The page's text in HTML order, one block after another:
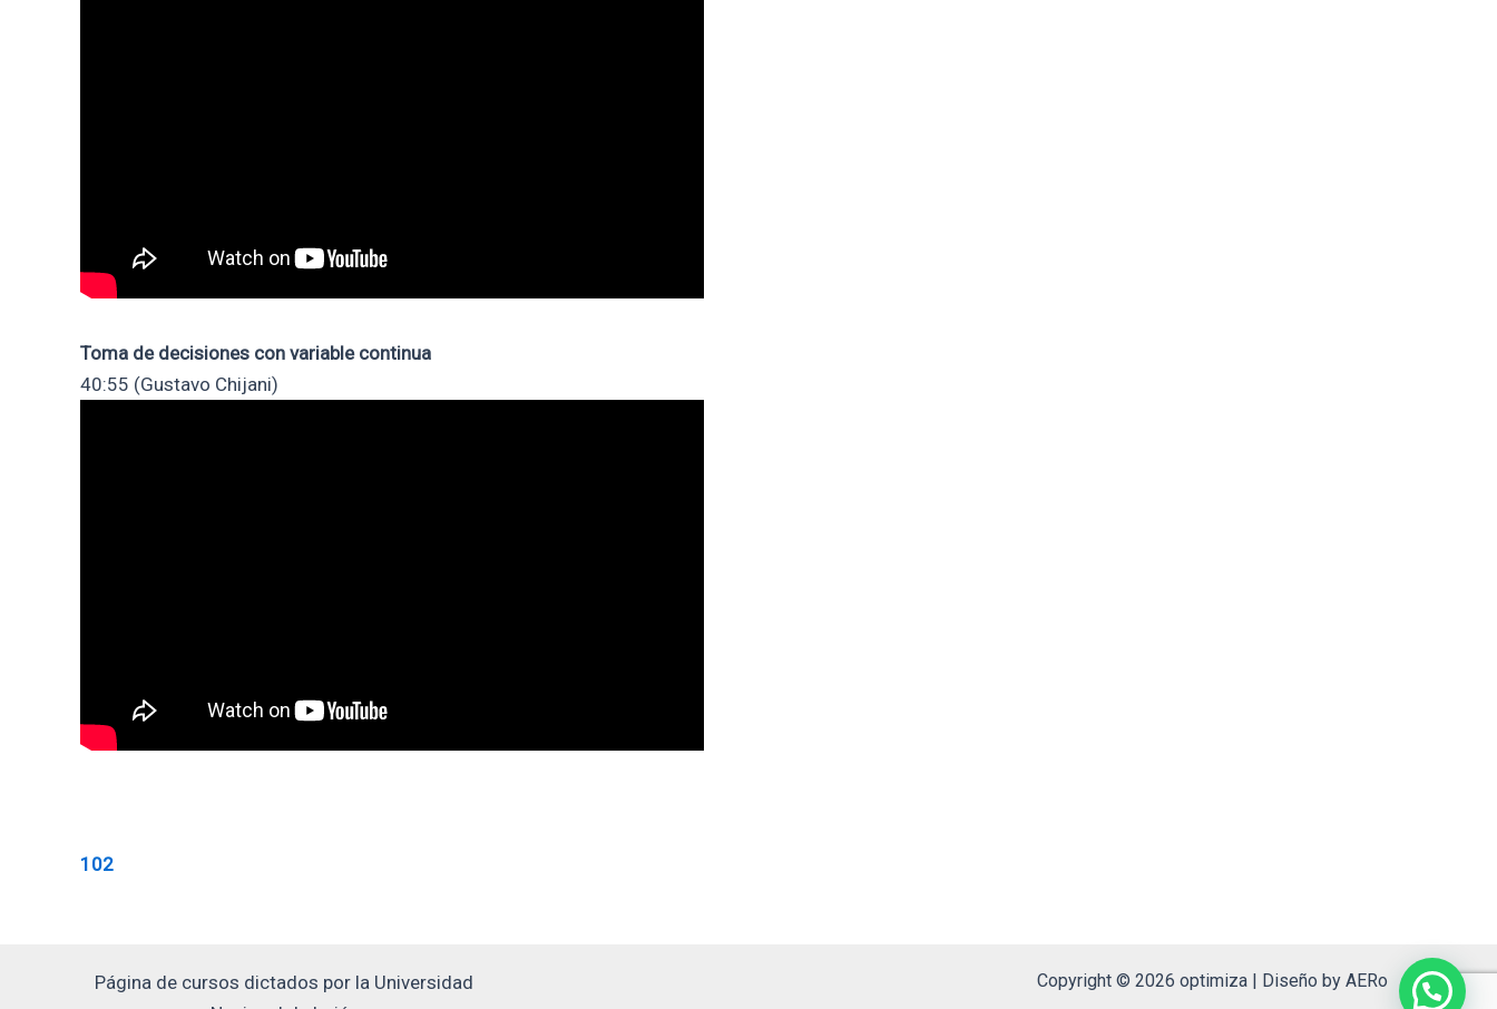
Toma de decisiones con variable continua
40:55 (Gustavo Chijani)
102
Página de cursos dictados por la Universidad
Copyright © 2026 optimiza | Diseño by AERo